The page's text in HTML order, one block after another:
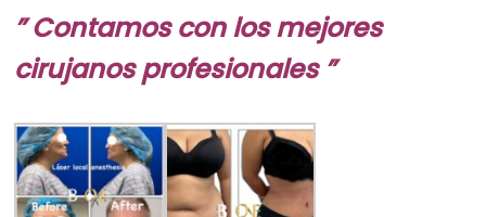
” Contamos con los mejores
cirujanos profesionales ”